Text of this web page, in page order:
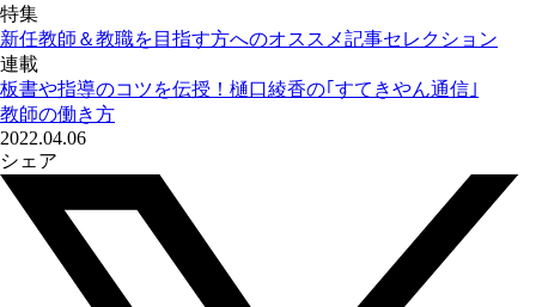
特集
新任教師＆教職を目指す方へのオススメ記事セレクション
連載
板書や指導のコツを伝授！樋口綾香の｢すてきやん通信｣
教師の働き方
2022.04.06
シェア